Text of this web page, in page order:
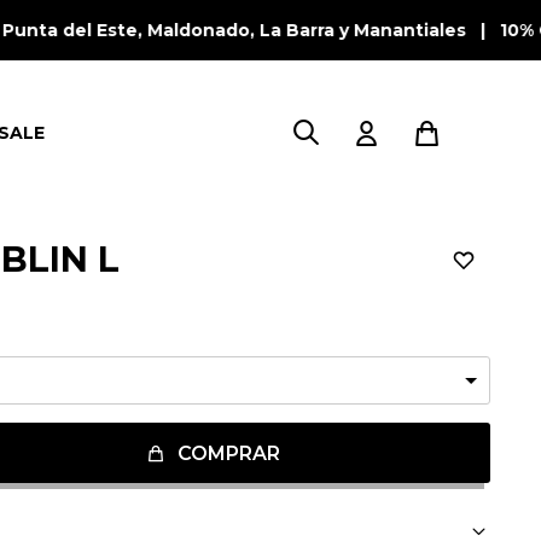
Este, Maldonado, La Barra y Manantiales |
L
COMPRAR